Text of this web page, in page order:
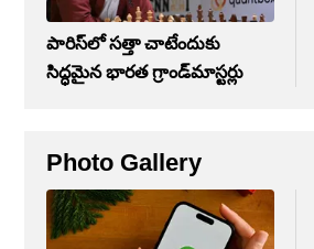
పారిస్‌లో సత్తా చాటేందుకు
సిద్ధమైన భారత గ్రాండ్‌మాస్టర్లు
Photo Gallery